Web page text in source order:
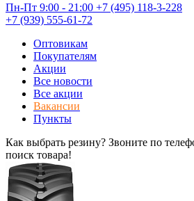
Пн-Пт 9:00 - 21:00 +7 (495) 118-3-228
+7 (939) 555-61-72
Оптовикам
Покупателям
Акции
Все новости
Все акции
Вакансии
Пункты
Как выбрать резину? Звоните по
поиск товара!